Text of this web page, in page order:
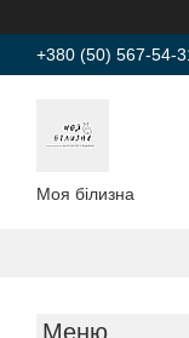
+380 (50) 567-54-
Моя білизна